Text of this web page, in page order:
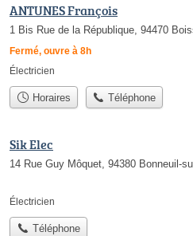
ANTUNES François
1 Bis Rue de la République, 94470
Fermé, ouvre à 8h
Électricien
Horaires Téléphone
Sik Elec
14 Rue Guy Môquet, 94380 Bonneuil-
Électricien
Téléphone